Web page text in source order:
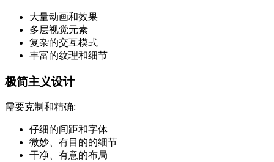
大量动画和效果
多层视觉元素
复杂的交互模式
丰富的纹理和细节
极简主义设计
需要克制和精确:
仔细的间距和字体
微妙、有目的的细节
干净、有意的布局